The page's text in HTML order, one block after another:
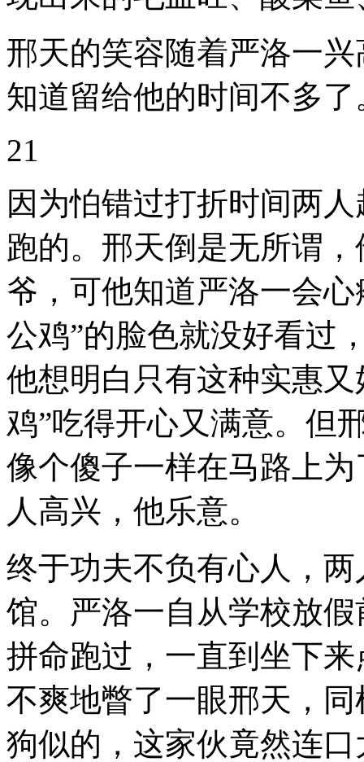
邢天的笑容随着严洛一
知道留给他的时间不多了
21
因为怕错过打折时间两
跑的。邢天倒是无所谓
爷，可他知道严洛一会
公鸡”的脸色就没好看过
他想明白只有这种实惠
鸡”吃得开心又满意。但
像个傻子一样在马路上
人高兴，他乐意。
终于功夫不负有心人，
馆。严洛一自从学校放
拼命跑过，一直到坐下
不爽地瞥了一眼邢天，
狗似的，这家伙竟然连